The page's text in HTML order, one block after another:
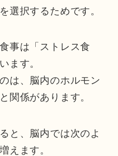
選択するためです。
事は「ストレス食
ます。
は、脳内のホルモン
関係があります。
と、脳内では次のよ
えます。